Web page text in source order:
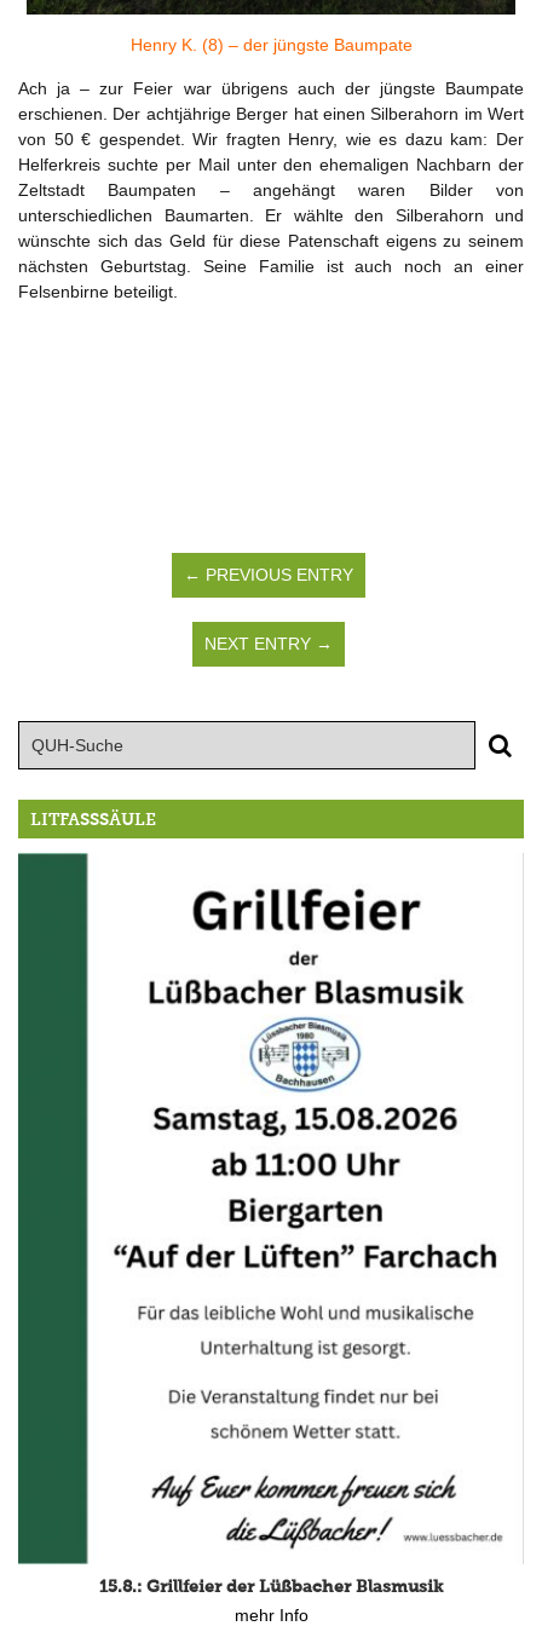
Henry K. (8) – der jüngste Baumpate
Ach ja – zur Feier war übrigens auch der jüngste Baumpate
erschienen. Der achtjährige Berger hat einen Silberahorn im Wert
von 50 € gespendet. Wir fragten Henry, wie es dazu kam: Der
Helferkreis suchte per Mail unter den ehemaligen Nachbarn der
Zeltstadt Baumpaten – angehängt waren Bilder von
unterschiedlichen Baumarten. Er wählte den Silberahorn und
wünschte sich das Geld für diese Patenschaft eigens zu seinem
nächsten Geburtstag. Seine Familie ist auch noch an einer
Felsenbirne beteiligt.
← PREVIOUS ENTRY
NEXT ENTRY →
LITFASSSÄULE
15.8.: Grillfeier der Lüßbacher Blasmusik
mehr Info